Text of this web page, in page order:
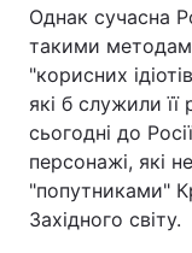
Однак сучасна
такими
"корисних
які б служили її
сьогодні до
персонажі, які
"попутниками"
Західного світу.